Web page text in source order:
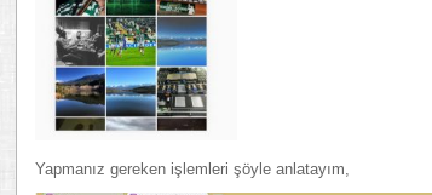
Yapmanız gereken işlemleri şöyle anlatayım,